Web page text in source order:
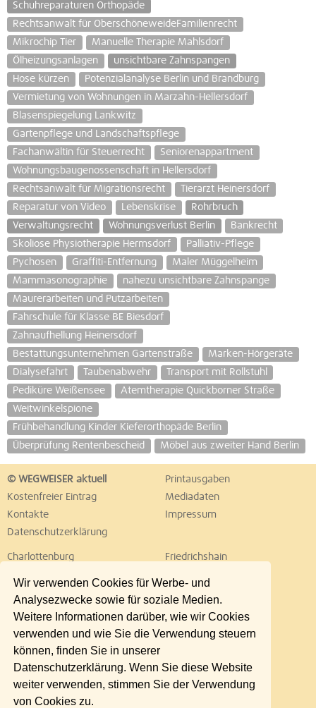
Wir verwenden Cookies für Werbe- und
Analysezwecke sowie für soziale Medien.
Weitere Informationen darüber, wie wir Cookies
verwenden und wie Sie die Verwendung steuern
können, finden Sie in unserer
Datenschutzerklärung. Wenn Sie diese Website
weiter verwenden, stimmen Sie der Verwendung
von Cookies zu.
Schuhreparaturen Orthopäde
Rechtsanwalt für OberschöneweideFamilienrecht
Mikrochip Tier
Manuelle Therapie Mahlsdorf
Ölheizungsanlagen
unsichtbare Zahnspangen
Hose kürzen
Potenzialanalyse Berlin und Brandburg
Vermietung von Wohnungen in Marzahn-Hellersdorf
Blasenspiegelung Lankwitz
Gartenpflege und Landschaftspflege
Fachanwältin für Steuerrecht
Seniorenappartment
Wohnungsbaugenossenschaft in Hellersdorf
Rechtsanwalt für Migrationsrecht
Tierarzt Heinersdorf
Reparatur von Video
Lebenskrise
Rohrbruch
Verwaltungsrecht
Wohnungsverlust Berlin
Bankrecht
Skoliose Physiotherapie Hermsdorf
Palliativ-Pflege
Pychosen
Graffiti-Entfernung
Maler Müggelheim
Mammasonographie
nahezu unsichtbare Zahnspange
Maurerarbeiten und Putzarbeiten
Fahrschule für Klasse BE Biesdorf
Zahnaufhellung Heinersdorf
Bestattungsunternehmen Gartenstraße
Marken-Hörgeräte
Dialysefahrt
Taubenabwehr
Transport mit Rollstuhl
Pediküre Weißensee
Atemtherapie Quickborner Straße
Weitwinkelspione
Frühbehandlung Kinder Kieferorthopäde Berlin
Überprüfung Rentenbescheid
Möbel aus zweiter Hand Berlin
© WEGWEISER aktuell
Printausgaben
Kostenfreier Eintrag
Mediadaten
Kontakte
Impressum
Datenschutzerklärung
Charlottenburg
Friedrichshain
Lichtenberg
Marzahn
Neukölln
Pankow
Reinickendorf
Schöneberg
Spandau
Steglitz
Tempelhof